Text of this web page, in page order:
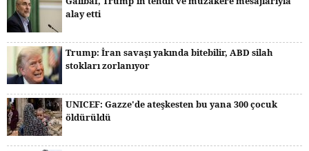
alay etti
Trump: İran savaşı yakında bitebilir, ABD silah
stokları zorlanıyor
UNICEF: Gazze'de ateşkesten bu yana 300 çocuk
öldürüldü